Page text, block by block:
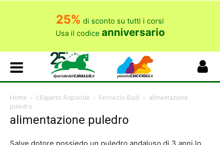
25% di sconto su tutti i corsi
Usa il codice anniversario
Home L’Esperto Risponde Ferruccio Badi
alimentazione
puledro
alimentazione puledro